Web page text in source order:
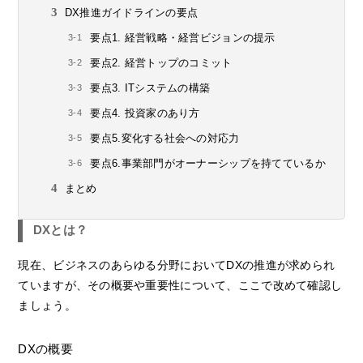
DX推進ガイドラインの要点
要点1. 経営戦略・経営ビジョンの提示
要点2. 経営トップのコミット
要点3. ITシステムの構築
要点4. 投資家のあり方
要点5.変化する社会への対応力
要点6.事業部門がオーナーシップを持てているか
まとめ
DXとは？
現在、ビジネスのあらゆる分野においてDXの推進が求められ
ていますが、その概要や重要性について、ここで改めて確認し
ましょう。
DXの概要